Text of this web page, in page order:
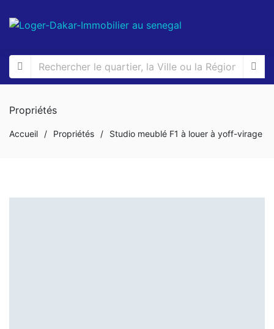
Propriétés
Accueil / Propriétés / Studio meublé F1 à louer à yoff-virage